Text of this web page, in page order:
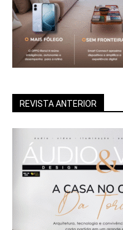
REVISTA ANTERIOR